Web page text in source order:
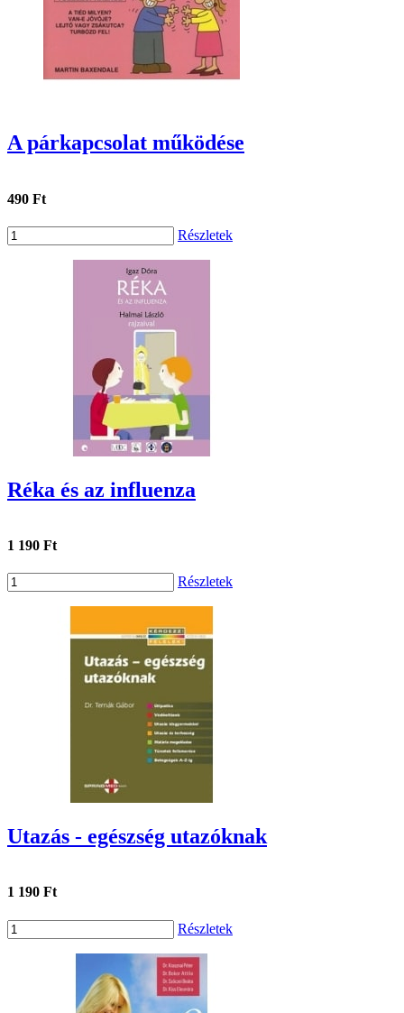
A párkapcsolat működése
490 Ft
Részletek
Réka és az influenza
1 190 Ft
Részletek
Utazás - egészség utazóknak
1 190 Ft
Részletek